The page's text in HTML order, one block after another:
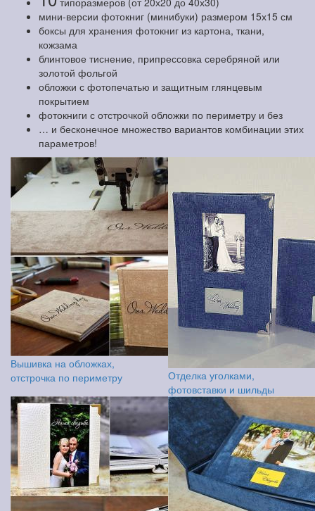
мини-версии фотокниг (минибуки) размером 15х15 см
боксы для хранения фотокниг из картона, ткани,
кожзама
блинтовое тиснение, припрессовка серебряной или
золотой фольгой
обложки с фотопечатью и защитным глянцевым
покрытием
фотокниги с отстрочкой обложки по периметру и без
… и бесконечное множество вариантов комбинации этих
параметров!
Вышивка на обложках,
отстрочка по периметру
Отделка уголками,
фотовставки и шильды